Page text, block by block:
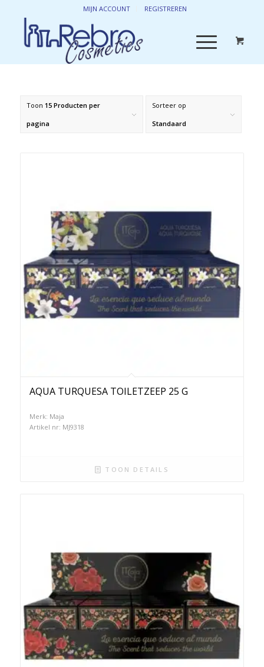
MIJN ACCOUNT REGISTREREN
Sorteer op
Standaard
Toon 15 Producten per
pagina
AQUA TURQUESA TOILETZEEP 25 G
Merk: Maja
Artikel nr: MJ9318
TOON DETAILS